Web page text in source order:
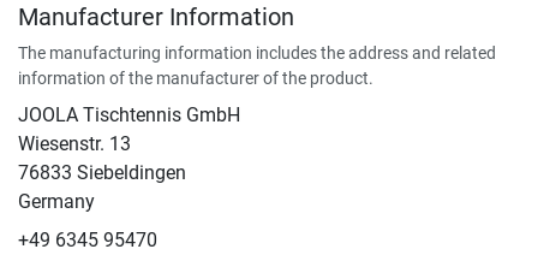
Manufacturer Information
The manufacturing information includes the address and related
information of the manufacturer of the product.
JOOLA Tischtennis GmbH
Wiesenstr. 13
76833 Siebeldingen
Germany
+49 6345 95470